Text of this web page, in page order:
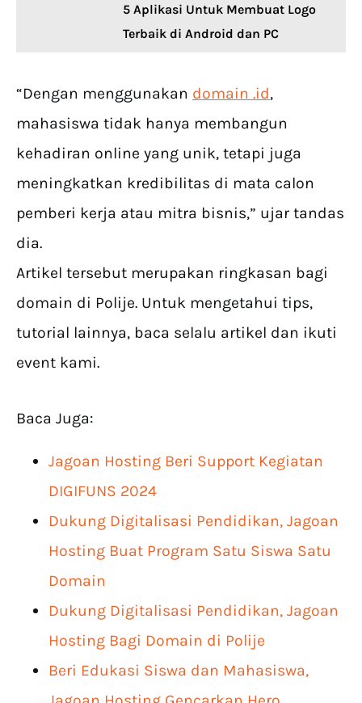
5 Aplikasi Untuk Membuat Logo
Terbaik di Android dan PC
“Dengan menggunakan domain .id,
mahasiswa tidak hanya membangun
kehadiran online yang unik, tetapi juga
meningkatkan kredibilitas di mata calon
pemberi kerja atau mitra bisnis,” ujar tandas
dia.
Artikel tersebut merupakan ringkasan bagi
domain di Polije. Untuk mengetahui tips,
tutorial lainnya, baca selalu artikel dan ikuti
event kami.
Baca Juga:
Jagoan Hosting Beri Support Kegiatan
DIGIFUNS 2024
Dukung Digitalisasi Pendidikan, Jagoan
Hosting Buat Program Satu Siswa Satu
Domain
Dukung Digitalisasi Pendidikan, Jagoan
Hosting Bagi Domain di Polije
Beri Edukasi Siswa dan Mahasiswa,